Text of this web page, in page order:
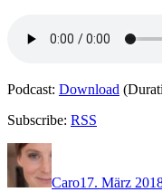
Podcast: Download
Subscribe: RSS
Autor
Caro17. März